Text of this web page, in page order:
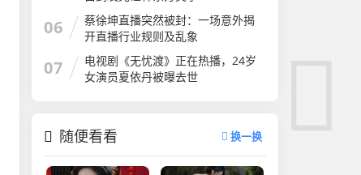
06
蔡徐坤直播突然被封：一场意外揭
开直播行业规则​及乱象
07
电视剧《无忧渡》正在热播，24岁
女演员夏依丹被曝去世
随便看看 换一换